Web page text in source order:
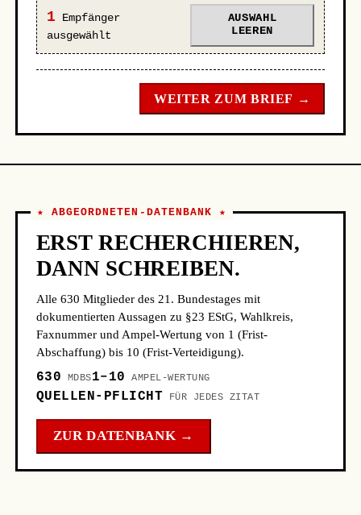
1 Empfänger
ausgewählt
AUSWAHL
LEEREN
WEITER ZUM BRIEF →
★ ABGEORDNETEN-DATENBANK ★
ERST RECHERCHIEREN,
DANN SCHREIBEN.
Alle 630 Mitglieder des 21. Bundestages mit
dokumentierten Aussagen zu §23 EStG, Wahlkreis,
Faxnummer und Ampel-Wertung von 1 (Frist-
Abschaffung) bis 10 (Frist-Verteidigung).
630 MDBS1–10 AMPEL-WERTUNG
QUELLEN-PFLICHT FÜR JEDES ZITAT
ZUR DATENBANK →